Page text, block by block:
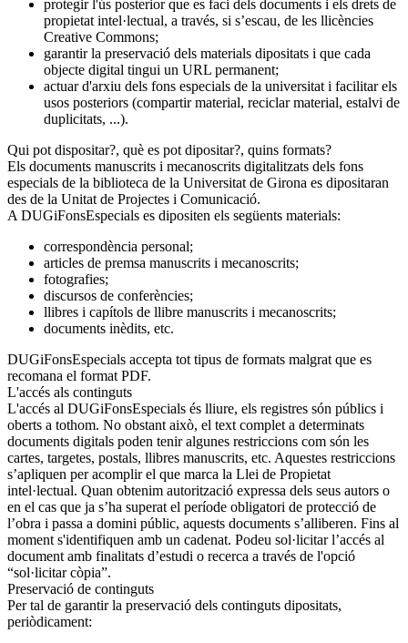
protegir l'ús posterior que es faci dels documents i els drets de
propietat intel·lectual, a través, si s’escau, de les llicències
Creative Commons;
garantir la preservació dels materials dipositats i que cada
objecte digital tingui un URL permanent;
actuar d'arxiu dels fons especials de la universitat i facilitar els
usos posteriors (compartir material, reciclar material, estalvi de
duplicitats, ...).
Qui pot dispositar?, què es pot dipositar?, quins formats?
Els documents manuscrits i mecanoscrits digitalitzats dels fons
especials de la biblioteca de la Universitat de Girona es dipositaran
des de la Unitat de Projectes i Comunicació.
A DUGiFonsEspecials es dipositen els següents materials:
correspondència personal;
articles de premsa manuscrits i mecanoscrits;
fotografies;
discursos de conferències;
llibres i capítols de llibre manuscrits i mecanoscrits;
documents inèdits, etc.
DUGiFonsEspecials accepta tot tipus de formats malgrat que es
recomana el format PDF.
L'accés als continguts
L'accés al DUGiFonsEspecials és lliure, els registres són públics i
oberts a tothom. No obstant això, el text complet a determinats
documents digitals poden tenir algunes restriccions com són les
cartes, targetes, postals, llibres manuscrits, etc. Aquestes restriccions
s’apliquen per acomplir el que marca la Llei de Propietat
intel·lectual. Quan obtenim autorització expressa dels seus autors o
en el cas que ja s’ha superat el període obligatori de protecció de
l’obra i passa a domini públic, aquests documents s’alliberen. Fins al
moment s'identifiquen amb un cadenat. Podeu sol·licitar l’accés al
document amb finalitats d’estudi o recerca a través de l'opció
“sol·licitar còpia”.
Preservació de continguts
Per tal de garantir la preservació dels continguts dipositats,
periòdicament: